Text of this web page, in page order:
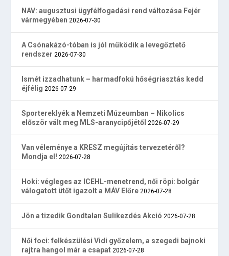
NAV: augusztusi ügyfélfogadási rend változása Fejér
vármegyében 2026-07-30
A Csónakázó-tóban is jól működik a levegőztető
rendszer 2026-07-30
Ismét izzadhatunk – harmadfokú hőségriasztás kedd
éjfélig 2026-07-29
Sportereklyék a Nemzeti Múzeumban – Nikolics
először vált meg MLS-aranycipőjétől 2026-07-29
Van véleménye a KRESZ megújítás tervezetéről?
Mondja el! 2026-07-28
Hoki: végleges az ICEHL-menetrend, női röpi: bolgár
válogatott ütőt igazolt a MÁV Előre 2026-07-28
Jön a tizedik Gondtalan Sulikezdés Akció 2026-07-28
Női foci: felkészülési Vidi győzelem, a szegedi bajnoki
rajtra hangol már a csapat 2026-07-28